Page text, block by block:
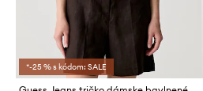
*-25 % s kódom: SALE